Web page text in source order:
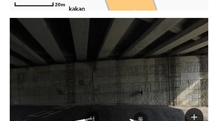
20m
호남지선고속도로
대
전
남
부순
환
고
속
도
서 동